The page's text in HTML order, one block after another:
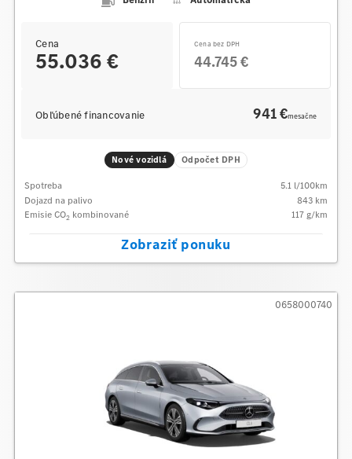
Cena
55.036 €
Cena bez DPH
44.745 €
Obľúbené financovanie 941 €mesačne
Nové vozidlá Odpočet DPH
Spotreba 5.1 l/100km
Dojazd na palivo
843 km
Emisie CO2 kombinované 117g/km
Zobraziť ponuku
0658000740